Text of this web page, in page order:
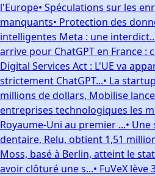
l'Europe• Spéculations sur les
manquants• Protection des
intelligentes Meta : une
arrive pour ChatGPT en France :
Digital Services Act : L'UE va
strictement ChatGPT...• La
millions de dollars, Mobilise
entreprises technologiques les
Royaume-Uni au premier ...• Une
dentaire, Relu, obtient 1,51
Moss, basé à Berlin, atteint le
avoir clôturé une s...• FuVeX